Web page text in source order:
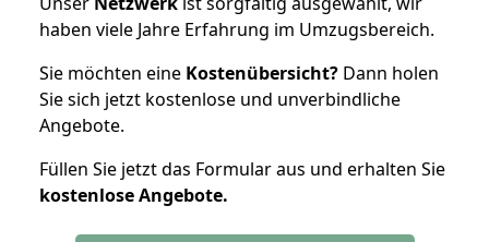
haben viele Jahre Erfahrung im Umzugsbereich.
Sie möchten eine Kostenübersicht? Dann holen
Sie sich jetzt kostenlose und unverbindliche
Angebote.
Füllen Sie jetzt das Formular aus und erhalten Sie
kostenloseAngebote.